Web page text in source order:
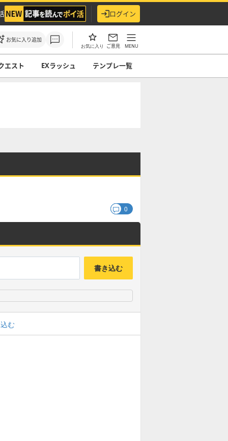
ログイン
お気に入り追加
お気に入り ご意見 MENU
エスト EXラッシュ テンプレ一覧
0
書き込む
む